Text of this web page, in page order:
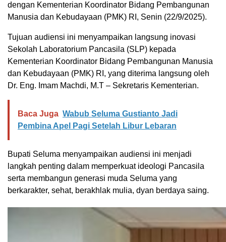
dengan Kementerian Koordinator Bidang Pembangunan
Manusia dan Kebudayaan (PMK) RI, Senin (22/9/2025).
Tujuan audiensi ini menyampaikan langsung inovasi
Sekolah Laboratorium Pancasila (SLP) kepada
Kementerian Koordinator Bidang Pembangunan Manusia
dan Kebudayaan (PMK) RI, yang diterima langsung oleh
Dr. Eng. Imam Machdi, M.T – Sekretaris Kementerian.
Baca Juga Wabub Seluma Gustianto Jadi
Pembina Apel Pagi Setelah Libur Lebaran
Bupati Seluma menyampaikan audiensi ini menjadi
langkah penting dalam memperkuat ideologi Pancasila
serta membangun generasi muda Seluma yang
berkarakter, sehat, berakhlak mulia, dyan berdaya saing.